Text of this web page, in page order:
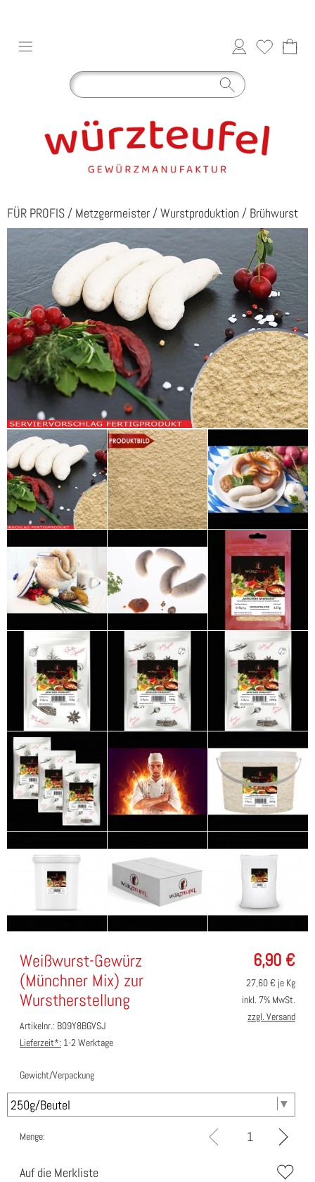
FÜR PROFIS / Metzgermeister /Wurstproduktion / Brühwurst
6,90 €
Weißwurst-Gewürz
(Münchner Mix) zur
Wurstherstellung
Artikelnr.: B09Y8BGVSJ
Lieferzeit*: 1-2 Werktage
27,60€ je Kg
inkl. 7% MwSt.
zzgl. Versand
Gewicht/Verpackung
Menge:
Auf die Merkliste